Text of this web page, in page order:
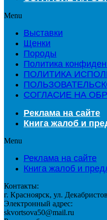
Menu
Выставки
Щенки
Породы
Политика
ПОЛИТИКА
СОГЛАСИЕ НА
Реклама на сайте
Книга жалоб и
Menu
Реклама на сайте
Книга жалоб и
Контакты:
г. Красноярск, ул.
Электронный адрес:
skvortsova50@mail.ru